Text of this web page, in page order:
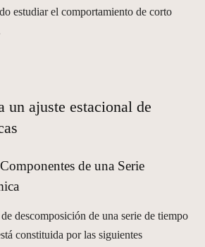
estudiar el comportamiento de corto
un ajuste estacional de
de una Serie
descomposición de una serie de tiempo
constituida por las siguientes